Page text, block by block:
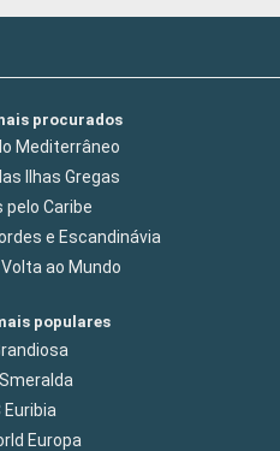
procurados
Mediterrâneo
Ilhas Gregas
pelo Caribe
e Escandinávia
ao Mundo
populares
Euribia
Europa